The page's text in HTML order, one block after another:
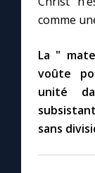
comme
La "
voûte
unité
sans